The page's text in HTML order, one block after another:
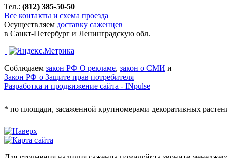
Тел.: (812) 385-50-50
Все контакты и схема проезда
Осуществляем доставку саженцев
в Санкт-Петербург и Ленинградскую обл.
Соблюдаем закон РФ О рекламе, закон о СМИ и
Закон РФ о Защите прав потребителя
Разработка и продвижение сайта - INpulse
* по площади, засаженной крупномерами декоративных